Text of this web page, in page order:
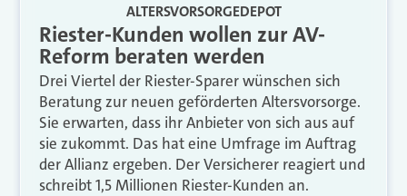
ALTERSVORSORGEDEPOT
Riester-Kunden wollen zur AV-
Reform beraten werden
Drei Viertel der Riester-Sparer wünschen sich
Beratung zur neuen geförderten Altersvorsorge.
Sie erwarten, dass ihr Anbieter von sich aus auf
sie zukommt. Das hat eine Umfrage im Auftrag
der Allianz ergeben. Der Versicherer reagiert und
schreibt 1,5 Millionen Riester-Kunden an.